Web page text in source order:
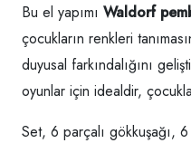
Bu el yapımı Waldorf
çocukların renkleri
duyusal farkındalığını
oyunlar için idealdir,
Set, 6 parçalı gökkuşağı,